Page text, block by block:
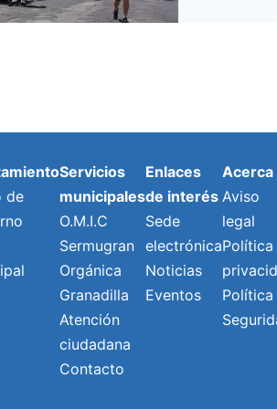
de
Servicios
municipales
O.M.I.C
Sermugran
Orgánica
Granadilla
Atención
ciudadana
Contacto
Enlaces
de interés
Sede
electrónica
Noticias
Eventos
Acerca
Aviso
legal
Política
Política